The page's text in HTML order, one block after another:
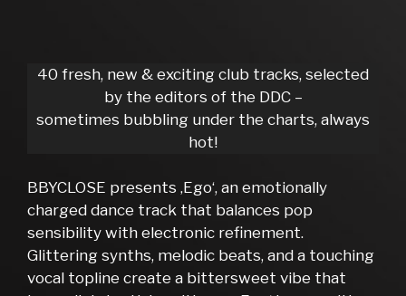
40 fresh, new & exciting club tracks, selected
by the editors of the DDC –
sometimes bubbling under the charts, always
hot!
BBYCLOSE presents ‚Ego‘, an emotionally
charged dance track that balances pop
sensibility with electronic refinement.
Glittering synths, melodic beats, and a touching
vocal topline create a bittersweet vibe that